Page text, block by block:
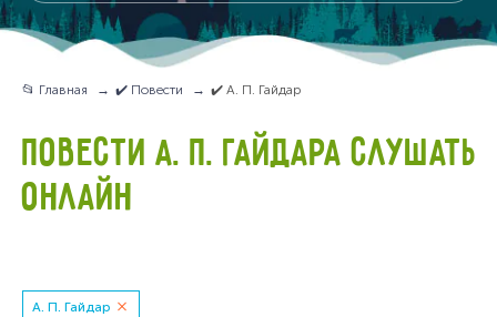
📂 Главная ✔️ Повести ✔️ А. П. Гайдар
ПОВЕСТИ А. П. ГАЙДАРА СЛУШАТЬ
ОНЛАЙН
А. П. Гайдар